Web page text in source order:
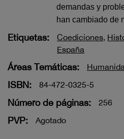
demandas y
han cambiado de
Etiquetas: Coediciones,
España
Áreas Temáticas:
ISBN: 84-472-0325-5
Número de páginas: 256
PVP: Agotado